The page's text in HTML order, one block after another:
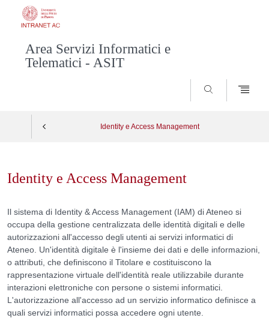
Area Servizi Informatici e
Telematici - ASIT
SEARCH
Identity e Access Management
content
Identity e Access Management
Il sistema di Identity & Access Management (IAM) di Ateneo si
occupa della gestione centralizzata delle identità digitali e delle
autorizzazioni all'accesso degli utenti ai servizi informatici di
Ateneo. Un'identità digitale è l'insieme dei dati e delle informazioni,
o attributi, che definiscono il Titolare e costituiscono la
rappresentazione virtuale dell'identità reale utilizzabile durante
interazioni elettroniche con persone o sistemi informatici.
L'autorizzazione all'accesso ad un servizio informatico definisce a
quali servizi informatici possa accedere ogni utente.